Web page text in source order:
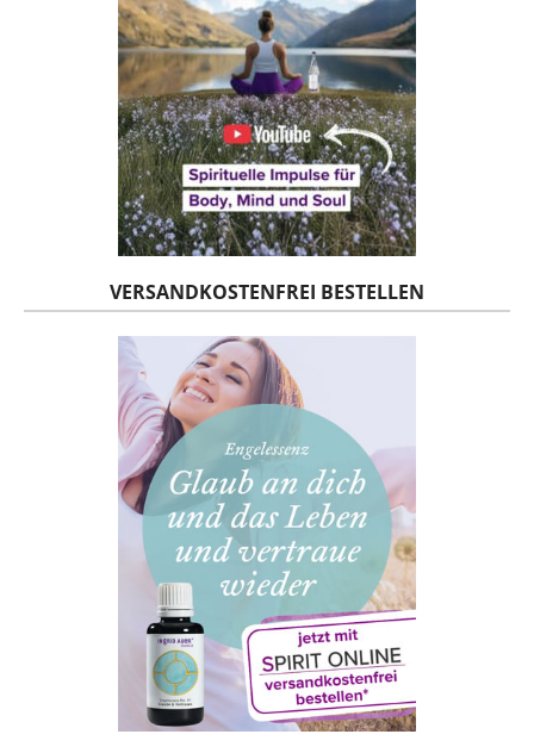
VERSANDKOSTENFREI BESTELLEN